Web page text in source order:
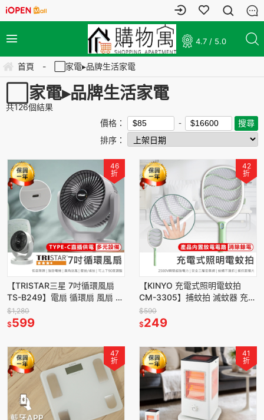
4.7 / 5.0
首頁 - ⬜家電▸品牌生活家電
⬜家電▸品牌生活家電
共126個結果
價格：
排序：
46
折
【TRISTAR三星 7吋循環風扇
TS-B249】電扇 循環扇 風扇 循
環風扇 7吋循環扇 空氣循環扇
電風扇
$1,280
$599
42
折
【KINYO 充電式照明電蚊拍
CM-3305】捕蚊拍 滅蚊器 充電
電蚊拍 捕蚊器 電蚊拍 捕蚊燈
LED燈 超大網面
$590
$249
47
折
41
折